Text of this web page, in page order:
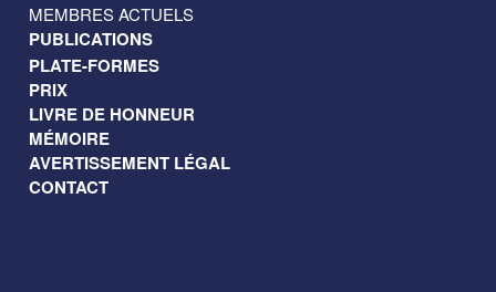
MEMBRES ACTUELS
PUBLICATIONS
PLATE-FORMES
PRIX
LIVRE DE HONNEUR
MÉMOIRE
AVERTISSEMENT LÉGAL
CONTACT